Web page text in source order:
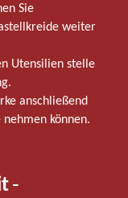
Sie
weiter
Utensilien stelle
anschließend
nehmen können.
-